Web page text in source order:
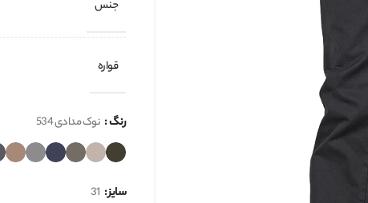
جنس
قواره
رنگ نوک مدادی 534
سایز 31